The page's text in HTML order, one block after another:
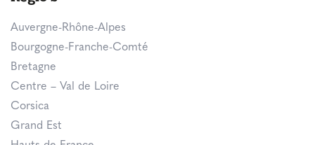
Auvergne-Rhône-Alpes
Bourgogne-Franche-Comté
Bretagne
Centre – Val de Loire
Corsica
Grand Est